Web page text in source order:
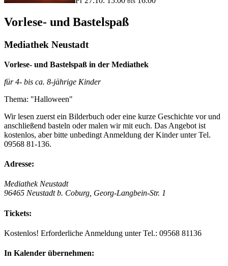
Vorlese- und Bastelspaß
Mediathek Neustadt
Vorlese- und Bastelspaß in der Mediathek
für 4- bis ca. 8-jährige Kinder
Thema: "Halloween"
Wir lesen zuerst ein Bilderbuch oder eine kurze Geschichte vor und
anschließend basteln oder malen wir mit euch. Das Angebot ist
kostenlos, aber bitte unbedingt Anmeldung der Kinder unter Tel.
09568 81-136.
Adresse:
Mediathek Neustadt
96465 Neustadt b. Coburg, Georg-Langbein-Str. 1
Tickets:
Kostenlos! Erforderliche Anmeldung unter Tel.: 09568 81136
In Kalender übernehmen: